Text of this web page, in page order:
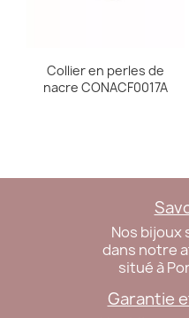
Collier en perles de
nacre CONACF0017A
Nos bijoux
dans notre
situé à
Garantie